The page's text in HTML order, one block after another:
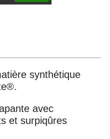
synthétique
avec
et surpiqûres